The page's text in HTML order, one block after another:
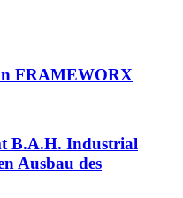
FRAMEWORX
B.A.H. Industrial
Ausbau des